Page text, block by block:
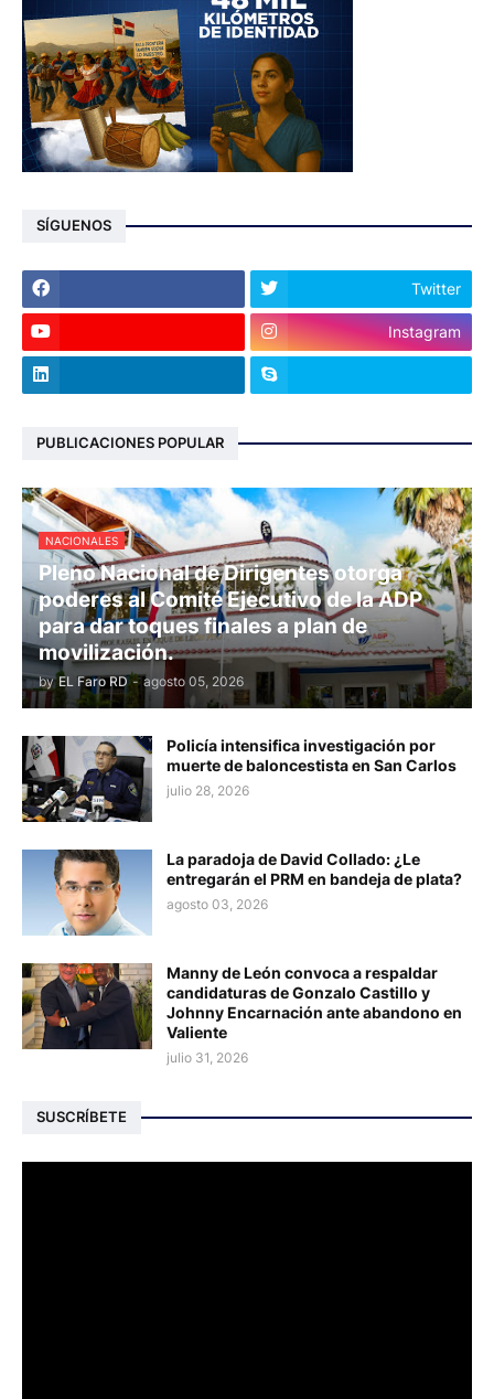
SÍGUENOS
Twitter
Instagram
PUBLICACIONES POPULAR
NACIONALES
Pleno Nacional de Dirigentes otorga
poderes al Comité Ejecutivo de la ADP
para dar toques finales a plan de
movilización.
by EL Faro RD - agosto 05, 2026
Policía intensifica investigación por
muerte de baloncestista en San Carlos
julio 28, 2026
La paradoja de David Collado: ¿Le
entregarán el PRM en bandeja de plata?
agosto 03, 2026
Manny de León convoca a respaldar
candidaturas de Gonzalo Castillo y
Johnny Encarnación ante abandono en
Valiente
julio 31, 2026
SUSCRÍBETE